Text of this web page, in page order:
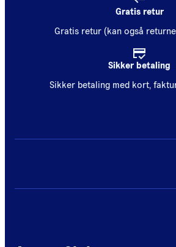
Gratis retur
Gratis retur (kan også
Sikker betaling
Sikker betaling med kort,